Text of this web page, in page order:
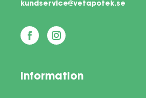
kundservice@vetapotek.se
Information